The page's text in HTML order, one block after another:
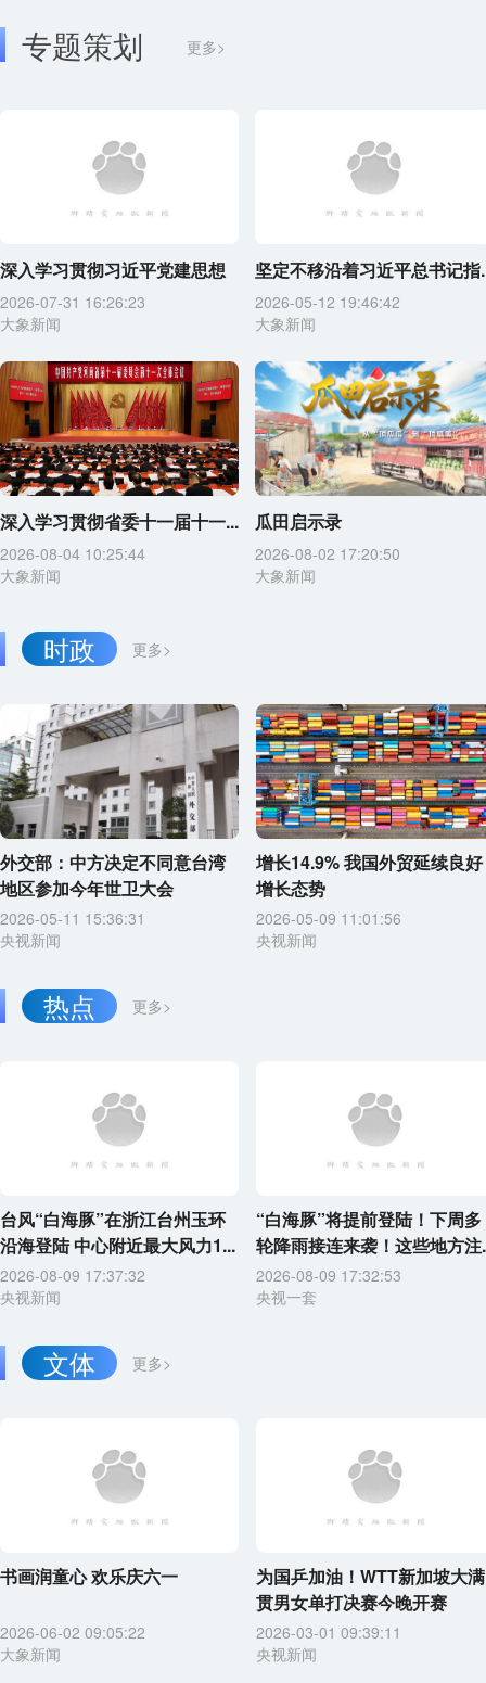
专题策划 更多>
深入学习贯彻习近平党建思想
2026-07-31 16:26:23
大象新闻
坚定不移沿着习近平总书记指
2026-05-12 19:46:42
大象新闻
深入学习贯彻省委十一届十一...
2026-08-04 10:25:44
大象新闻
瓜田启示录
2026-08-02 17:20:50
大象新闻
更多>
时政
外交部：中方决定不同意台湾
地区参加今年世卫大会
2026-05-11 15:36:31
央视新闻
增长14.9% 我国外贸延续良好
增长态势
2026-05-09 11:01:56
央视新闻
更多>
热点
台风“白海豚”在浙江台州玉环
沿海登陆 中心附近最大风力1...
2026-08-09 17:37:32
央视新闻
“白海豚”将提前登陆！下周多
轮降雨接连来袭！这些地方注
2026-08-09 17:32:53
央视一套
更多>
文体
书画润童心 欢乐庆六一
2026-06-02 09:05:22
大象新闻
为国乒加油！WTT新加坡大满
贯男女单打决赛今晚开赛
2026-03-01 09:39:11
央视新闻